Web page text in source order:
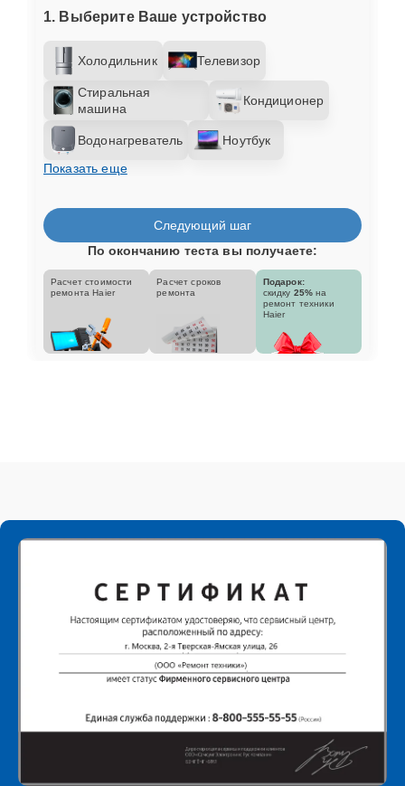
1. Выберите Ваше устройство
Холодильник Телевизор
Стиральная
машина
Кондиционер
Водонагреватель
Ноутбук
Показать еще
Следующий шаг
По окончанию теста вы получаете:
Расчет стоимости
ремонта Haier
Расчет сроков
ремонта
Подарок:
скидку 25% на
ремонт техники
Haier